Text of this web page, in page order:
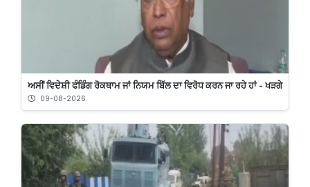
ਅਸੀਂ ਵਿਦੇਸ਼ੀ ਫੰਡਿੰਗ ਰੋਕਥਾਮ ਜਾਂ ਨਿਯਮ ਬਿੱਲ ਦਾ ਵਿਰੋਧ ਕਰਨ ਜਾ ਰਹੇ ਹਾਂ - ਖੜਗੇ
09-08-2026